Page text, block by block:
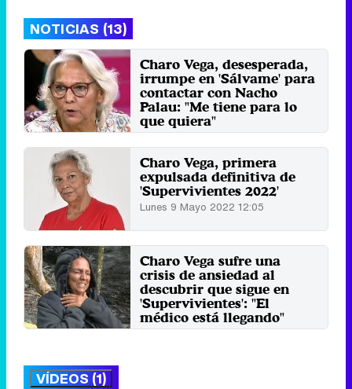
NOTICIAS (13)
Charo Vega, desesperada,
irrumpe en 'Sálvame' para
contactar con Nacho
Palau: "Me tiene para lo
que quiera"
Viernes 26 Agosto 2022 13:24
Charo Vega, primera
expulsada definitiva de
'Supervivientes 2022'
Lunes 9 Mayo 2022 12:05
Charo Vega sufre una
crisis de ansiedad al
descubrir que sigue en
'Supervivientes': "El
médico está llegando"
Viernes 6 Mayo 2022 05:38
VÍDEOS (1)